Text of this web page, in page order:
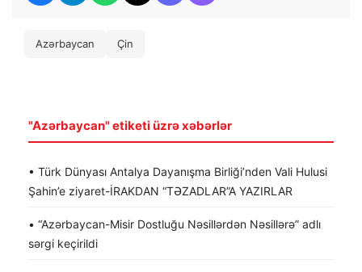
Azərbaycan Çin
"Azərbaycan" etiketi üzrə xəbərlər
• Türk Dünyası Antalya Dayanışma Birliği’nden Vali Hulusi
Şahin’e ziyaret-İRAKDAN “TƏZADLAR”A YAZIRLAR
• “Azərbaycan-Misir Dostluğu Nəsillərdən Nəsillərə” adlı
sərgi keçirildi